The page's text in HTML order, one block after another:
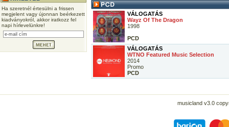
Ha szeretnél értesülni a frissen
megjelent vagy újonnan beérkezett
kiadványokról, akkor iratkozz fel
napi hírlevelünkre!
VÁLOGATÁS
Wayz Of The Dragon
1998
PCD
VÁLOGATÁS
WTNO Featured Music Selection
2014
Promo
PCD
musicland v3.0